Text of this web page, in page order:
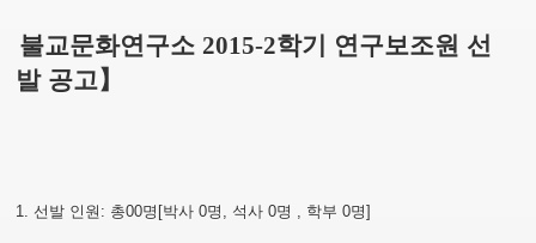
불교문화연구소 2015-2학기 연구보조원 선
발 공고】
1. 선발 인원 : 총00명 [박사 0명 , 석사 0명 , 학부 0명]